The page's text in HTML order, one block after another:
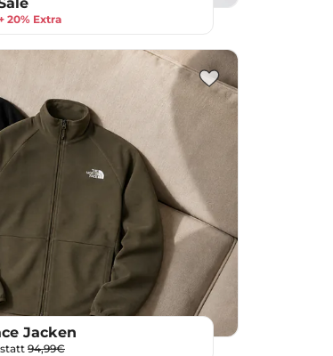
20% Extra
Jacken
statt 94,99€